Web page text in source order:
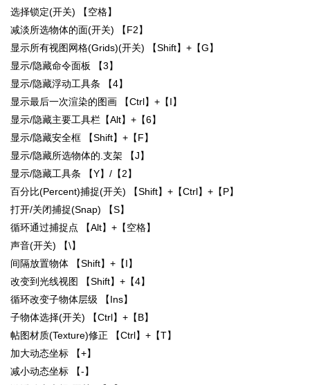
选择锁定(开关) 【空格】
减淡所选物体的面(开关) 【F2】
显示所有视图网格(Grids)(开关) 【Shift】+【G】
显示/隐藏命令面板 【3】
显示/隐藏浮动工具条 【4】
显示最后一次渲染的图画 【Ctrl】+【I】
显示/隐藏主要工具栏【Alt】+【6】
显示/隐藏安全框 【Shift】+【F】
显示/隐藏所选物体的.支架 【J】
显示/隐藏工具条 【Y】/【2】
百分比(Percent)捕捉(开关) 【Shift】+【Ctrl】+【P】
打开/关闭捕捉(Snap) 【S】
循环通过捕捉点 【Alt】+【空格】
声音(开关) 【\】
间隔放置物体 【Shift】+【I】
改变到光线视图 【Shift】+【4】
循环改变子物体层级 【Ins】
子物体选择(开关) 【Ctrl】+【B】
帖图材质(Texture)修正 【Ctrl】+【T】
加大动态坐标 【+】
减小动态坐标 【-】